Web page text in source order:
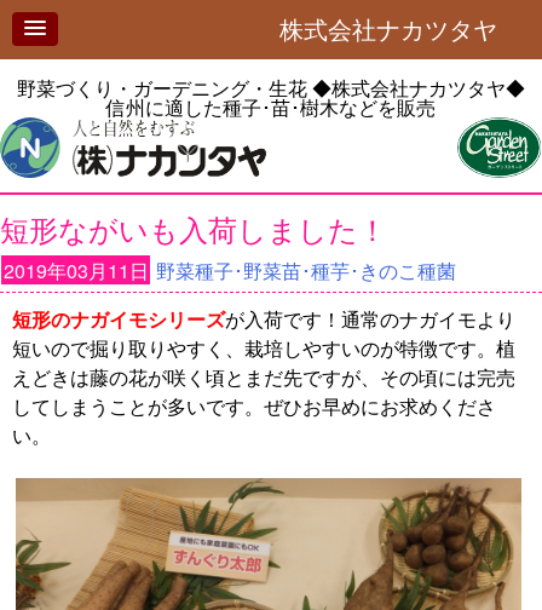
株式会社ナカツタヤ
野菜づくり・ガーデニング・生花◆株式会社ナカツタヤ◆
信州に適した種子･苗･樹木などを販売
短形ながいも入荷しました！
2019年03月11日 野菜種子･野菜苗･種芋･きのこ種菌
短形のナガイモシリーズが入荷です！通常のナガイモより
短いので掘り取りやすく、栽培しやすいのが特徴です。植
えどきは藤の花が咲く頃とまだ先ですが、その頃には完売
してしまうことが多いです。ぜひお早めにお求めくださ
い。